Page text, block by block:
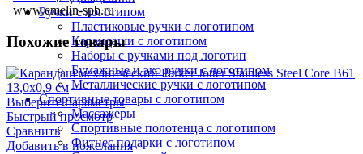
Ручки с логотипом
Пластиковые ручки с логотипом
Карандаши с логотипом
Наборы с ручками под логотип
Бумажные и эко ручки с логотипом
Металлические ручки с логотипом
Спортивные товары с логотипом
Массажеры
Спортивные полотенца с логотипом
Фитнес подарки с логотипом
www.emelin-spb.ru
Похожие товары
Выберите параметры
Быстрый просмотр
Сравнить
Добавить в пожелания